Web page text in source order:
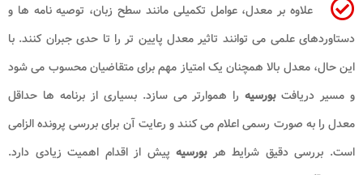
علاوه بر معدل، عوامل تکمیلی مانند سطح زبان، توصیه نامه ها و
دستاوردهای علمی می توانند تاثیر معدل پایین تر را تا حدی جبران کنند. با
این حال، معدل بالا همچنان یک امتیاز مهم برای متقاضیان محسوب می شود
و مسیر دریافتبورسیه را هموارتر می سازد. بسیاری از برنامه ها حداقل
معدل را به صورت رسمی اعلام می کنند و رعایت آن برای بررسی پرونده الزامی
است. بررسی دقیق شرایط هربورسیه پیش از اقدام اهمیت زیادی دارد.